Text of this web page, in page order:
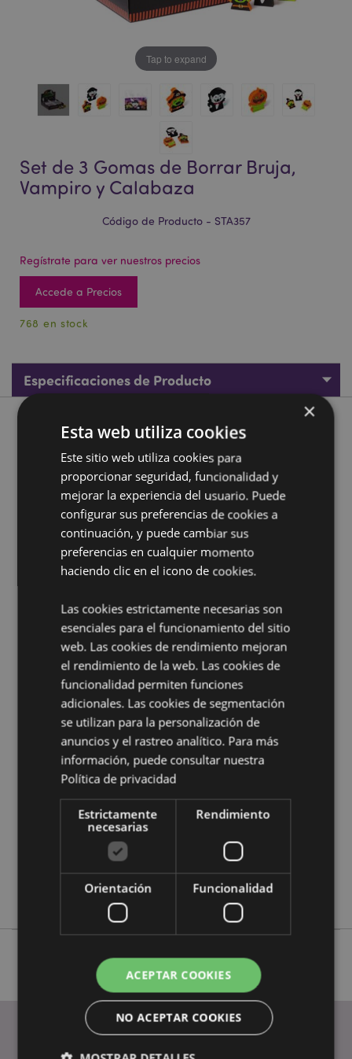
Tap to expand
Set de 3 Gomas de Borrar Bruja,
Vampiro y Calabaza
Código de Producto - STA357
Regístrate para ver nuestros precios
Accede a Precios
768 en stock
Especificaciones de Producto
Descripción de Producto
Set de 3 Gomas de Borrar Bruja, Vampiro y Calabaza
Material:Goma
Unidades en el Set:3
Marcado CE/UKCA:Sí
No Apto de:
Información complementaria:
¿Quieres saber más acerca de los métodos de trabajo
de Puckator? Encuentra todo lo que necesitas saber
Características del Producto
Información
Altura 3.5cm Largura 2.5cm Profundidade
5055071796340
288
0.041000
No
No
×
Esta web utiliza cookies
Este sitio web utiliza cookies para
proporcionar seguridad, funcionalidad y
mejorar la experiencia del usuario. Puede
configurar sus preferencias de cookies a
continuación, y puede cambiar sus
preferencias en cualquier momento
haciendo clic en el icono de cookies.
Las cookies estrictamente necesarias son
esenciales para el funcionamiento del sitio
web. Las cookies de rendimiento mejoran
el rendimiento de la web. Las cookies de
funcionalidad permiten funciones
adicionales. Las cookies de segmentación
se utilizan para la personalización de
anuncios y el rastreo analítico. Para más
información, puede consultar nuestra
Política de privacidad
Estrictamente
necesarias
Rendimiento
Orientación Funcionalidad
ACEPTAR COOKIES
NO ACEPTAR COOKIES